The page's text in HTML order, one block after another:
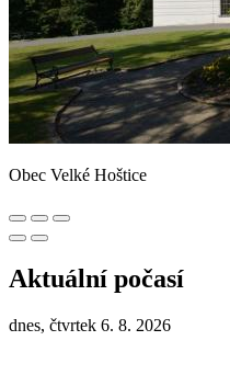
Obec Velké Hoštice
Aktuální počasí
dnes, čtvrtek 6. 8. 2026